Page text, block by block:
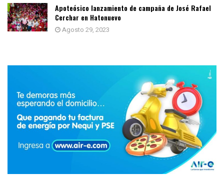
Apoteósico lanzamiento de campaña de José Rafael
Cerchar en Hatonuevo
Agosto 29, 2023